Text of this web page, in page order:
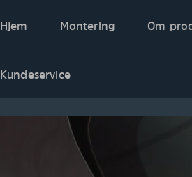
Hjem
Montering Om
Kundeservice